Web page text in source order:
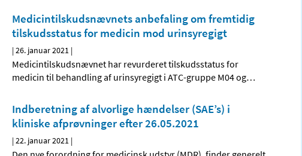
Medicintilskudsnævnets anbefaling om fremtidig
tilskudsstatus for medicin mod urinsyregigt
|26. januar 2021 |
Medicintilskudsnævnet har revurderet tilskudsstatus for
medicin til behandling af urinsyregigt i ATC-gruppe M04 og…
Indberetning af alvorlige hændelser (SAE’s) i
kliniske afprøvninger efter 26.05.2021
|22. januar 2021 |